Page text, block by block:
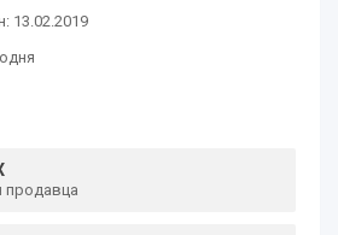
13.02.2019
продавца